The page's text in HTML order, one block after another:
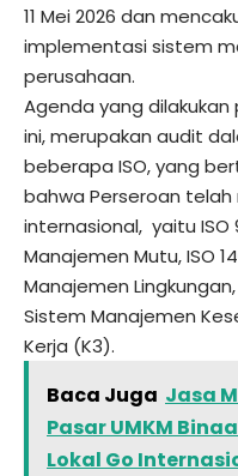
11 Mei 2026 dan
implementasi sistem
perusahaan.
Agenda yang
ini, merupakan audit
beberapa ISO, yang
bahwa Perseroan
internasional, yaitu ISO
Manajemen Mutu, ISO
Manajemen
Sistem Manajemen
Kerja (K3).
Baca Juga Jasa
Pasar UMKM
Lokal Go